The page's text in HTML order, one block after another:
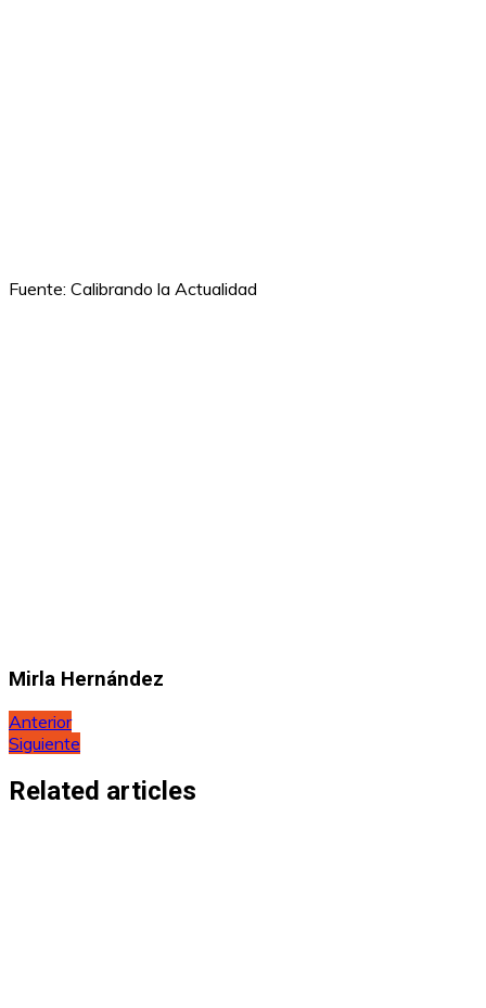
Fuente: Calibrando la Actualidad
Mirla Hernández
Navegación
de
entradas
Anterior
Siguiente
Related articles